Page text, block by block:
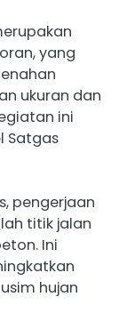
yang
ukuran dan
ini
Satgas
pengerjaan
titik jalan
Ini
hujan